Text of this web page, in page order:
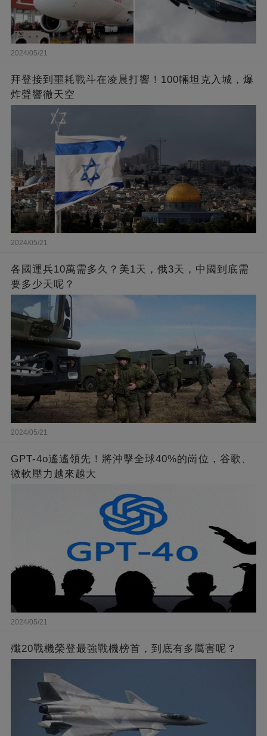
2024/05/21
拜登接到噩耗戰斗在凌晨打響！100輛坦克入城，爆
炸聲響徹天空
2024/05/21
各國運兵10萬需多久？美1天，俄3天，中國到底需
要多少天呢？
2024/05/21
GPT-4o遙遙領先！將沖擊全球40%的崗位，谷歌、
微軟壓力越來越大
2024/05/21
殲20戰機榮登最強戰機榜首，到底有多厲害呢？